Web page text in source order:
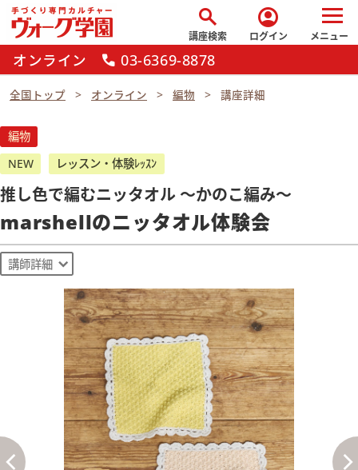
search
講座検索
account_circle
ログイン メニュー
オンライン call 03-6369-8878
全国トップ オンライン 編物 講座詳細
編物
NEW
レッスン・体験ﾚｯｽﾝ
推し色で編むニッタオル ～かのこ編み～
marshellのニッタオル体験会
講師詳細